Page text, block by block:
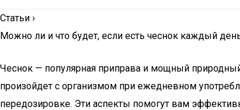
Статьи ›
Можно ли и что будет, если есть чеснок каждый
Чеснок — популярная приправа и мощный
произойдет с организмом при ежедневном
передозировке. Эти аспекты помогут вам